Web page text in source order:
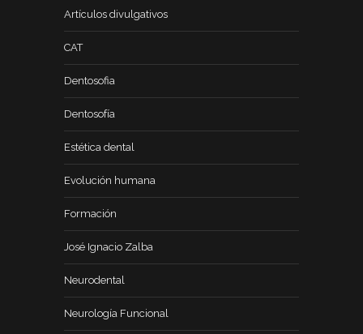
Artículos divulgativos
CAT
Dentosofia
Dentosofía
Estética dental
Evolución humana
Formación
José Ignacio Zalba
Neurodental
Neurología Funcional